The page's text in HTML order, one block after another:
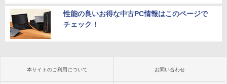
性能の良いお得な中古PC情報はこのページで
チェック！
本サイトのご利用について お問い合わせ